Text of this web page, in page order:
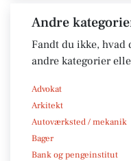
Andre
Fandt du ikke, hvad
andre kategorier
Advokat
Arkitekt
Autoværksted / mekanik
Bager
Bank og pengeinstitut